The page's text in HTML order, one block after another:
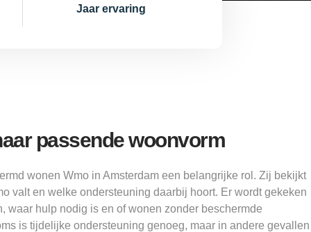
Jaar ervaring
passende woonvorm
wonen Wmo in Amsterdam een belangrijke rol. Zij bekijkt
valt en welke ondersteuning daarbij hoort. Er wordt gekeken
waar hulp nodig is en of wonen zonder beschermde
is tijdelijke ondersteuning genoeg, maar in andere gevallen